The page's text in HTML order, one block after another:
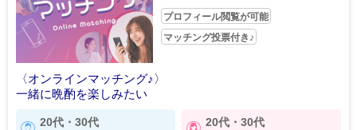
プロフィール閲覧が可能
マッチング投票付き♪
〈オンラインマッチング♪〉
一緒に晩酌を楽しみたい
20代・30代 20代・30代